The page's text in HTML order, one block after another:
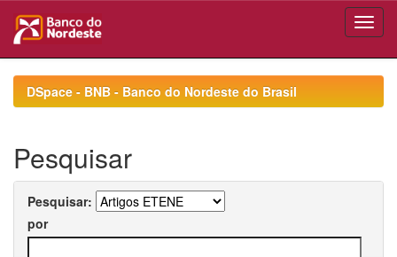
navigationDSpace - BNB - Banco do Nordeste do Brasil
Pesquisar
Pesquisar:
por